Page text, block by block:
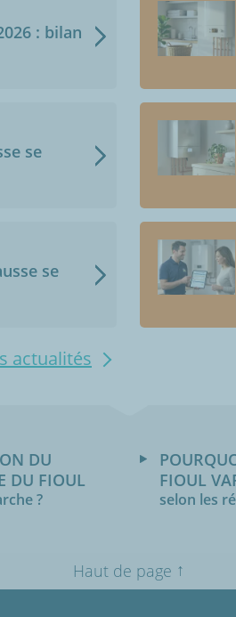
: bilan
se
se
actualités
DU
DU FIOUL
?
FIOUL
selon les
Haut de page ↑